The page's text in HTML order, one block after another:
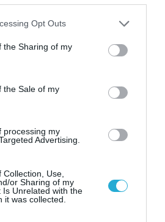
app uses one or more Google
usage behaviour. You may click to
Google and its third-party tags to
specified purposes in below Google
Opt Outs
the Sharing of my
the Sale of my
processing my
Advertising.
Use,
or Sharing of my
Is Unrelated with the
it was collected.
πεζοδρόμια» στην
παράνομα
χώρους